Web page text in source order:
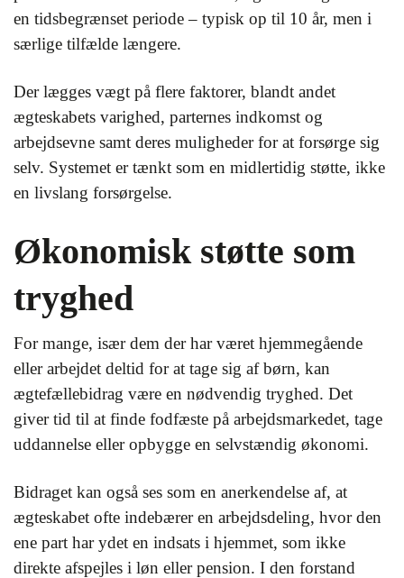
en tidsbegrænset periode – typisk op til 10 år, men i
særlige tilfælde længere.
Der lægges vægt på flere faktorer, blandt andet
ægteskabets varighed, parternes indkomst og
arbejdsevne samt deres muligheder for at forsørge sig
selv. Systemet er tænkt som en midlertidig støtte, ikke
en livslang forsørgelse.
Økonomisk støtte som
tryghed
For mange, især dem der har været hjemmegående
eller arbejdet deltid for at tage sig af børn, kan
ægtefællebidrag være en nødvendig tryghed. Det
giver tid til at finde fodfæste på arbejdsmarkedet, tage
uddannelse eller opbygge en selvstændig økonomi.
Bidraget kan også ses som en anerkendelse af, at
ægteskabet ofte indebærer en arbejdsdeling, hvor den
ene part har ydet en indsats i hjemmet, som ikke
direkte afspejles i løn eller pension. I den forstand